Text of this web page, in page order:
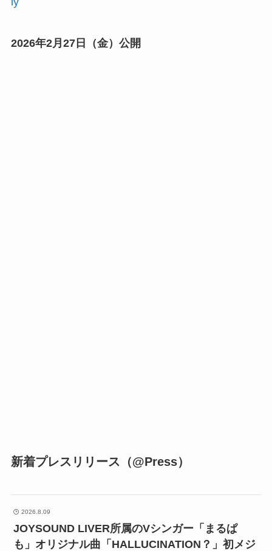
2026年2月27日（金）公開
新着プレスリリース（@Press）
2026.8.09
JOYSOUND LIVER所属のVシンガー「まるぱ
も」オリジナル曲「HALLUCINATION？」初メジ